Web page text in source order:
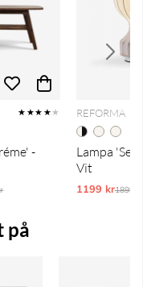
★★★★★
-
pris:
REFORMA
Lampa
Vit
1199 kr1899 kr
på